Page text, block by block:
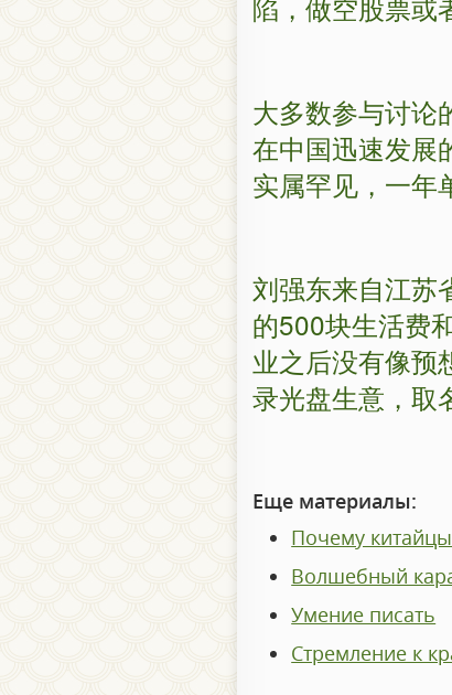
大多数参与讨论
在中国迅速发展
实属罕见，一年
刘强东来自江苏
的500块生活费
业之后没有像预
录光盘生意，取
Еще материалы:
Почему китайцы
Волшебный
Умение писать
Стремление к